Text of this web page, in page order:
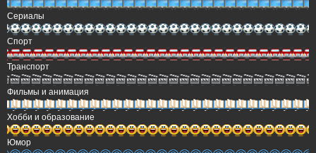
Сериалы
Спорт
Транспорт
Фильмы и анимация
Хобби и образование
Юмор